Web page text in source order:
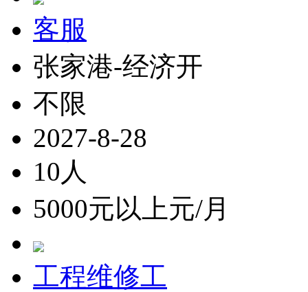
客服
张家港-经济开
不限
2027-8-28
10人
5000元以上元/月
工程维修工